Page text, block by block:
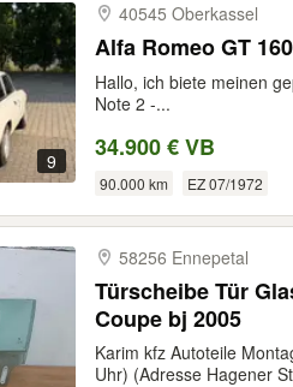
9
40545 Oberkassel
Alfa Romeo GT
Hallo, ich biete meinen
Note 2 -...
34.900 € VB
90.000 km EZ 07/1972
58256 Ennepetal
Türscheibe Tür
Coupe bj 2005
Karim kfz Autoteile
Uhr) (Adresse Hagener